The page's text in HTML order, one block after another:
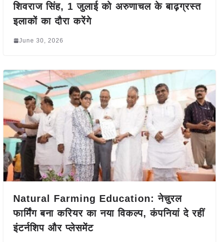
शिवराज सिंह, 1 जुलाई को अरुणाचल के बाढ़ग्रस्त
इलाकों का दौरा करेंगे
June 30, 2026
Natural Farming Education: नेचुरल
फार्मिंग बना करियर का नया विकल्प, कंपनियां दे रहीं
इंटर्नशिप और प्लेसमेंट